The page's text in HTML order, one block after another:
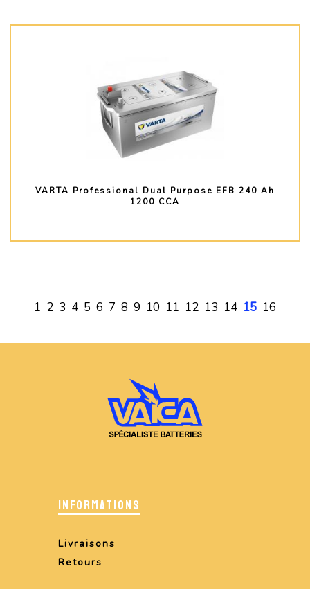
VARTA Professional Dual Purpose EFB 240 Ah
1200 CCA
1 2 3 4 5 6 7 8 9 10 11 12 13 14 15 16
INFORMATIONS
Livraisons
Retours